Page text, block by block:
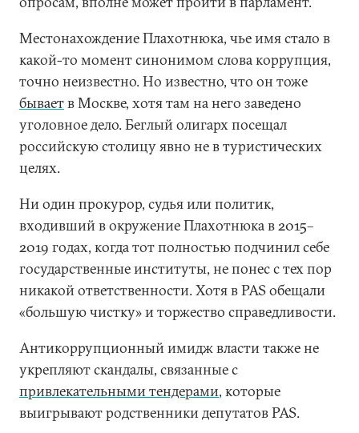
Местонахождение Плахотнюка, чье имя стало в
какой-то момент синонимом слова коррупция,
точно неизвестно. Но известно, что он тоже
бываетв Москве, хотя там на него заведено
уголовное дело. Беглый олигарх посещал
российскую столицу явно не в туристических
целях.
Ни один прокурор, судья или политик,
входивший в окружение Плахотнюка в 2015–
2019 годах, когда тот полностью подчинил себе
государственные институты, не понес с тех пор
никакой ответственности. Хотя в PAS обещали
«большую чистку» и торжество справедливости.
Антикоррупционный имидж власти также не
укрепляют скандалы, связанные с
привлекательными тендерами, которые
выигрывают родственники депутатов PAS.